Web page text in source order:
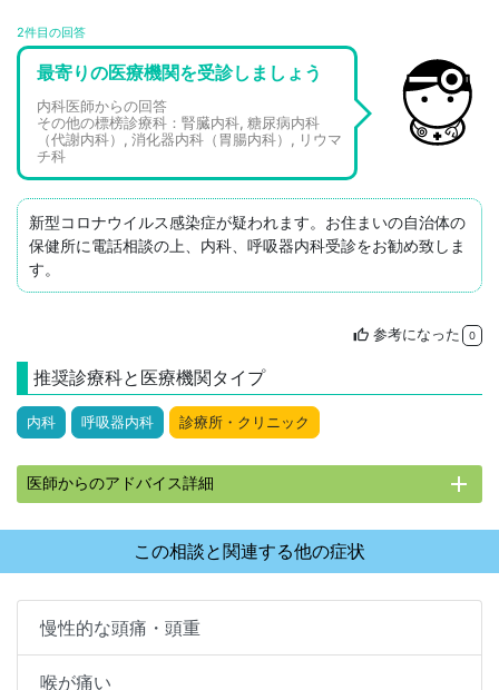
2件目の回答
最寄りの医療機関を受診しましょう
内科医師からの回答
その他の標榜診療科：腎臓内科, 糖尿病内科
（代謝内科）, 消化器内科（胃腸内科）, リウマ
チ科
新型コロナウイルス感染症が疑われます。お住まいの自治体の
保健所に電話相談の上、内科、呼吸器内科受診をお勧め致しま
す。
thumb_up 参考になった 0
推奨診療科と医療機関タイプ
内科 呼吸器内科 診療所・クリニック
医師からのアドバイス詳細 add
この相談と関連する他の症状
慢性的な頭痛・頭重
喉が痛い